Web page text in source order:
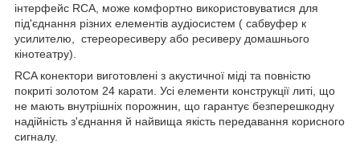
інтерфейс RCA, може комфортно використовуватися для
під'єднання різних елементів аудіосистем ( сабвуфер к
усилителю, стереоресиверу або ресиверу домашнього
кінотеатру).
RCA конектори виготовлені з акустичної міді та повністю
покриті золотом 24 карати. Усі елементи конструкції литі, що
не мають внутрішніх порожнин, що гарантує безперешкодну
надійність з'єднання й найвища якість передавання корисного
сигналу.